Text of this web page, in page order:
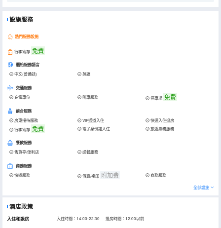
設施服務
熱門服務設施
行李寄存 免費
櫃枱服務語言
中文(普通話) 英語
交通服務
充電車位 叫車服務 停車場 免費
前台服務
房東接待服務 VIP通道入住
快速入住退房
行李寄存 免費 電子身份證入住 旅遊票務服務
餐飲服務
售貨亭/便利店 送餐服務
商務服務
快遞服務 傳真/複印 附加费 商務服務
全部設施
酒店政策
入住和退房 入住時間：14:00-22:30 退房時間：12:00以前